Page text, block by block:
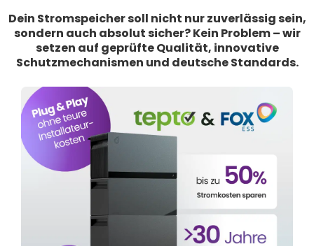
Dein Stromspeicher soll nicht nur zuverlässig sein,
sondern auch absolut sicher? Kein Problem – wir
setzen auf geprüfte Qualität, innovative
Schutzmechanismen und deutsche Standards.